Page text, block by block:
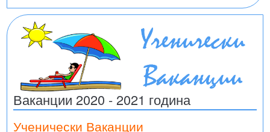
Ваканции 2020 - 2021 година
Ученически Ваканции